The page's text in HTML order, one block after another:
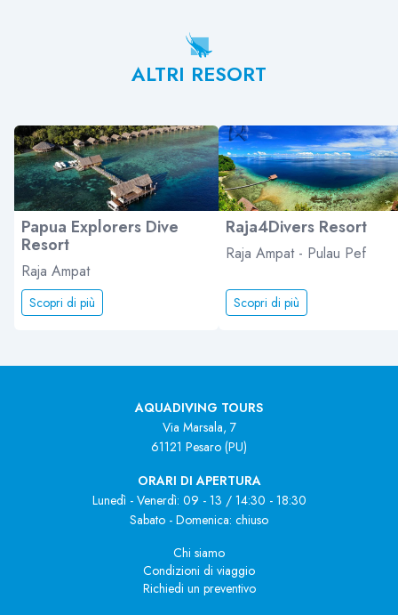
ALTRI RESORT
Papua Explorers Dive
Resort
Raja Ampat
Scopri di più
Raja4Divers Resort
Raja Ampat - Pulau Pef
Scopri di più
AQUADIVING TOURS
Via Marsala, 7
61121 Pesaro (PU)
ORARI DI APERTURA
Lunedì - Venerdì: 09 - 13 / 14:30 - 18:30
Sabato - Domenica: chiuso
Chi siamo
Condizioni di viaggio
Richiedi un preventivo